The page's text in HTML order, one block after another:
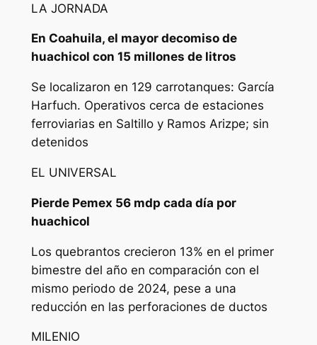
LA JORNADA
En Coahuila, el mayor decomiso de
huachicol con 15 millones de litros
Se localizaron en 129 carrotanques: García
Harfuch. Operativos cerca de estaciones
ferroviarias en Saltillo y Ramos Arizpe; sin
detenidos
EL UNIVERSAL
Pierde Pemex 56 mdp cada día por
huachicol
Los quebrantos crecieron 13% en el primer
bimestre del año en comparación con el
mismo periodo de 2024, pese a una
reducción en las perforaciones de ductos
MILENIO